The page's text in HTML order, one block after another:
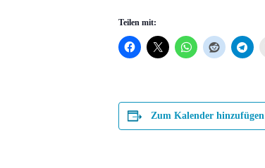
Teilen mit:
Zum Kalender hinzufügen